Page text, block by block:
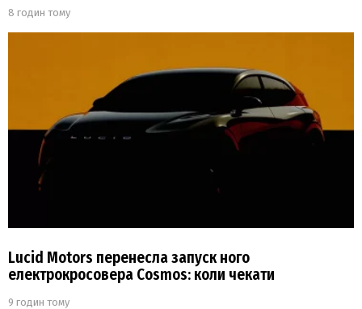
8 годин тому
Lucid Motors перенесла запуск ного
електрокросовера Cosmos: коли чекати
9 годин тому